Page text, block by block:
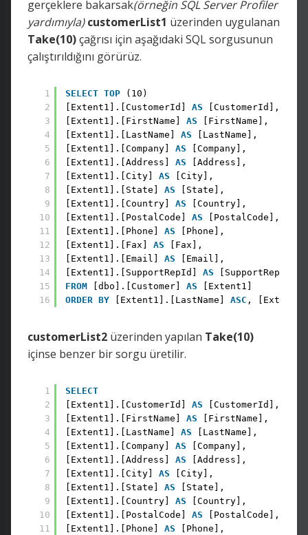
gerçeklere bakarsak(örneğin SQL Server Profiler
yardımıyla)customerList1 üzerinden uygulanan
Take(10)çağrısı için aşağıdaki SQL sorgusunun
çalıştırıldığını görürüz.
1
2
3
4
5
6
7
8
9
10
11
12
13
14
15
16
SELECT TOP
(10)
[Extent1].[CustomerId] AS
[CustomerId],
[Extent1].[FirstName] AS
[FirstName],
[Extent1].[LastName] AS
[LastName],
[Extent1].[Company] AS
[Company],
[Extent1].[Address] AS
[Address],
[Extent1].[City] AS
[City],
[Extent1].[State] AS
[State],
[Extent1].[Country] AS
[Country],
[Extent1].[PostalCode] AS
[PostalCode],
[Extent1].[Phone] AS
[Phone],
[Extent1].[Fax] AS
[Fax],
[Extent1].[Email] AS
[Email],
[Extent1].[SupportRepId] AS
[SupportRepId]
FROM
[dbo].[Customer] AS
[Extent1]
ORDER BY [Extent1].[LastName] ASC ,
customerList2 üzerinden yapılan Take(10)
içinse benzer bir sorgu üretilir.
1
2
3
4
5
6
7
8
9
10
11
SELECT
[Extent1].[CustomerId] AS
[CustomerId],
[Extent1].[FirstName] AS
[FirstName],
[Extent1].[LastName] AS
[LastName],
[Extent1].[Company] AS
[Company],
[Extent1].[Address] AS
[Address],
[Extent1].[City] AS
[City],
[Extent1].[State] AS
[State],
[Extent1].[Country] AS
[Country],
[Extent1].[PostalCode] AS
[PostalCode],
[Extent1].[Phone] AS [Phone],